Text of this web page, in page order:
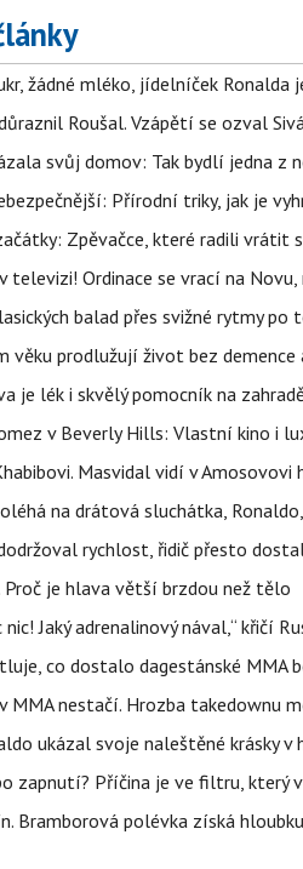
žádné mléko, jídelníček Ronalda
Roušal. Vzápětí se ozval
svůj domov: Tak bydlí jedna z
Přírodní triky, jak je
Zpěvačce, které radili
televizi! Ordinace se vrací na
balad přes svižné rytmy po
věku prodlužují život bez
je lék i skvělý pomocník na
v Beverly Hills: Vlastní kino i
Masvidal vidí v Amosovovi
na drátová sluchátka,
rychlost, řidič přesto
Proč je hlava větší brzdou než tělo
Jaký adrenalinový nával,“ křičí
co dostalo dagestánské MMA
MMA nestačí. Hrozba takedownu
ukázal svoje naleštěné krásky
zapnutí? Příčina je ve filtru, který
Bramborová polévka získá